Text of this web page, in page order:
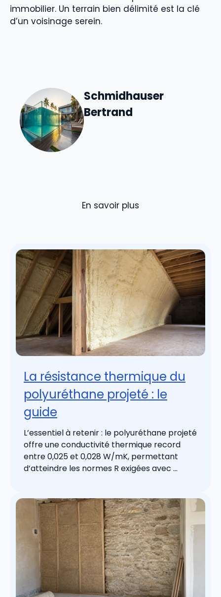
immobilier. Un terrain bien délimité est la clé
d’un voisinage serein.
Schmidhauser
Bertrand
En savoir plus
La résistance thermique du
polyuréthane projeté : le
guide
L’essentiel à retenir : le polyuréthane projeté
offre une conductivité thermique record
entre 0,025 et 0,028 W/mK, permettant
d’atteindre les normes R exigées avec ...